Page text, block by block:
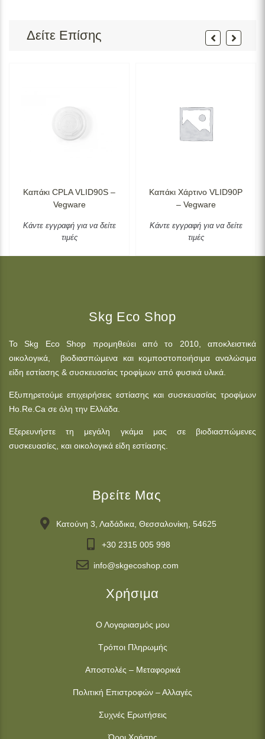
Δείτε Επίσης
Καπάκι CPLA VLID90S –
Vegware
Κάντε εγγραφή για να δείτε
τιμές
Καπάκι Χάρτινο VLID90P
– Vegware
Κάντε εγγραφή για να δείτε
τιμές
Skg Eco Shop
Το Skg Eco Shop προμηθεύει από το 2010, αποκλειστικά
οικολογικά, βιοδιασπώμενα και κομποστοποιήσιμα αναλώσιμα
είδη εστίασης & συσκευασίας τροφίμων από φυσικά υλικά.
Εξυπηρετούμε επιχειρήσεις εστίασης και συσκευασίας τροφίμων
Ho.Re.Ca σε όλη την Ελλάδα.
Εξερευνήστε τη μεγάλη γκάμα μας σε βιοδιασπώμενες
συσκευασίες, και οικολογικά είδη εστίασης.
Βρείτε Μας
Κατούνη 3, Λαδάδικα, Θεσσαλονίκη, 54625
+30 2315 005 998
info@skgecoshop.com
Χρήσιμα
Ο Λογαριασμός μου
Τρόποι Πληρωμής
Αποστολές – Μεταφορικά
Πολιτική Επιστροφών – Αλλαγές
Συχνές Ερωτήσεις
Όροι Χρήσης